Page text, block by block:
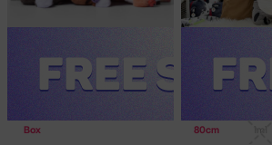
Box 80cm